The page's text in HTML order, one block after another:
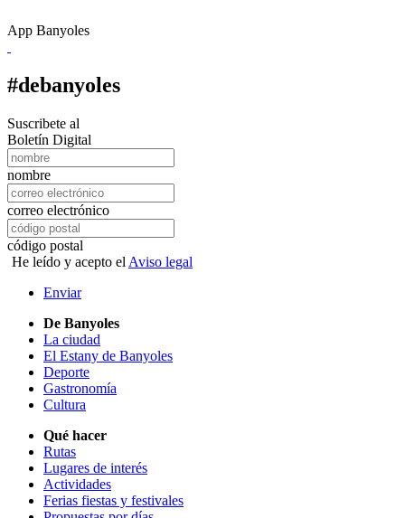
App Banyoles
#debanyoles
Suscribete al
Boletín Digital
nombre
correo electrónico
código postal
He leído y acepto el Aviso legal
Enviar
De Banyoles
La ciudad
El Estany de Banyoles
Deporte
Gastronomía
Cultura
Qué hacer
Rutas
Lugares de interés
Actividades
Ferias fiestas y festivales